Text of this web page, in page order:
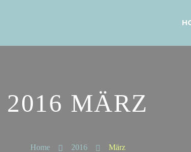
2016 MÄRZ
Home 2016 März